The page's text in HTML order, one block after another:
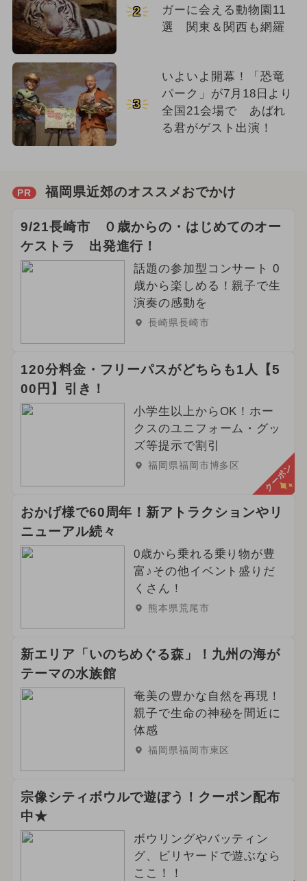
2
ガーに会える動物園11
選 関東＆関西も網羅
3
いよいよ開幕！「恐竜
パーク」が7月18日より
全国21会場で あばれ
る君がゲスト出演！
PR 福岡県近郊のオススメおでかけ
9/21長崎市 ０歳からの・はじめてのオー
ケストラ 出発進行！
話題の参加型コンサート 0
歳から楽しめる！親子で生
演奏の感動を
長崎県長崎市
120分料金・フリーパスがどちらも1人【5
00円】引き！
小学生以上からOK！ホー
クスのユニフォーム・グッ
ズ等提示で割引
福岡県福岡市博多区 クーポン
おかげ様で60周年！新アトラクションやリ
ニューアル続々
0歳から乗れる乗り物が豊
富♪その他イベント盛りだ
くさん！
熊本県荒尾市
新エリア「いのちめぐる森」！九州の海が
テーマの水族館
奄美の豊かな自然を再現！
親子で生命の神秘を間近に
体感
福岡県福岡市東区
宗像シティボウルで遊ぼう！クーポン配布
中★
ボウリングやバッティン
グ、ビリヤードで遊ぶなら
ここ！！